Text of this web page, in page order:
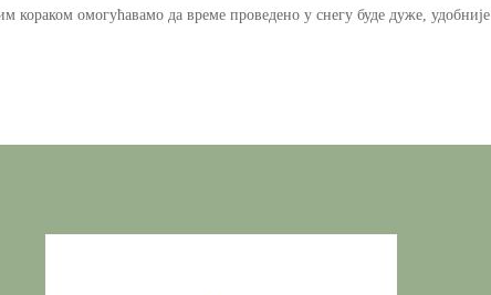
омогућавамо да време проведено у снегу буде дуже, удобније